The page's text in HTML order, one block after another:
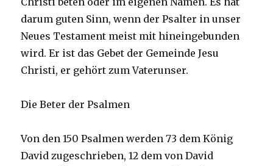
darum guten Sinn, wenn der Psalter in unser
Neues Testament meist mit hineingebunden
wird. Er ist das Gebet der Gemeinde Jesu
Christi, er gehört zum Vaterunser.
Die Beter der Psalmen
Von den 150 Psalmen werden 73 dem König
David zugeschrieben, 12 dem von David